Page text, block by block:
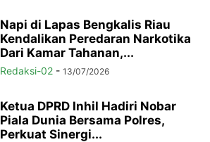
Napi di Lapas Bengkalis Riau
Kendalikan Peredaran Narkotika
Dari Kamar Tahanan,...
Redaksi-02 - 13/07/2026
Ketua DPRD Inhil Hadiri Nobar
Piala Dunia Bersama Polres,
Perkuat Sinergi...